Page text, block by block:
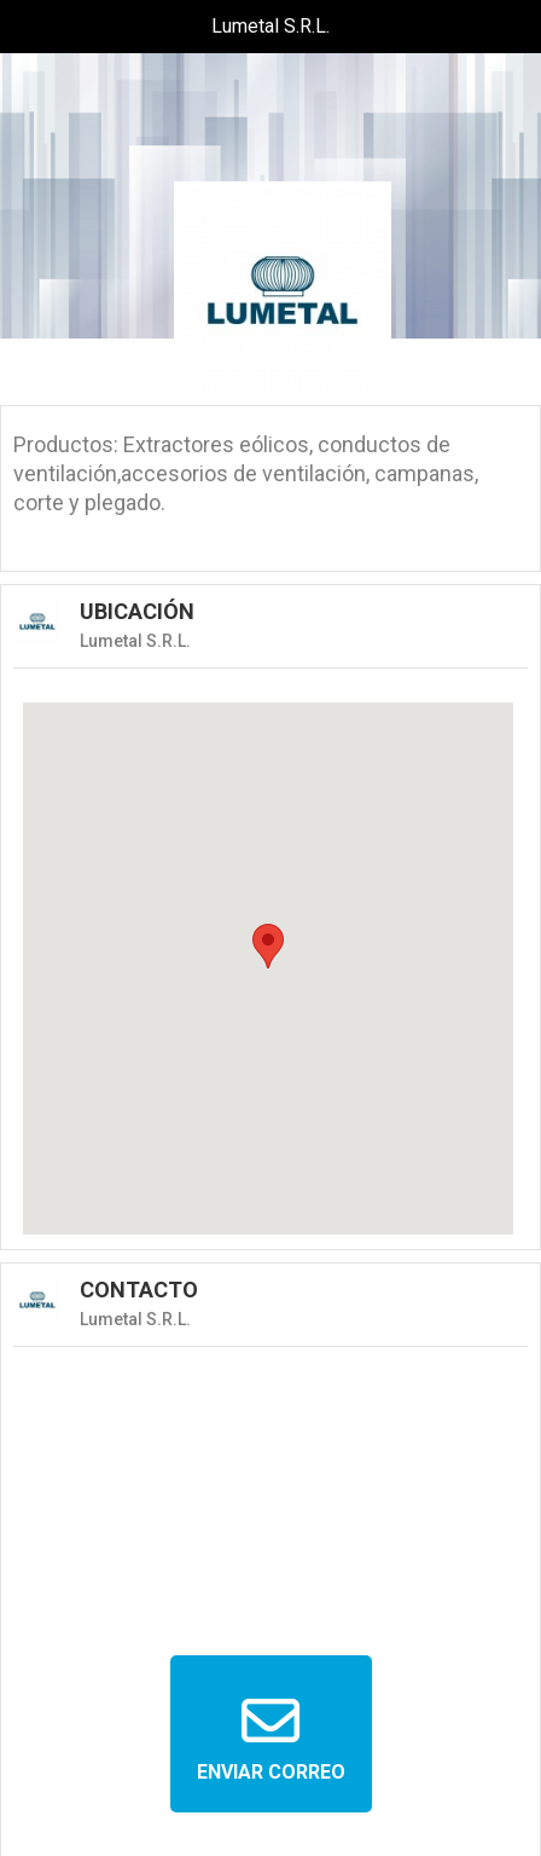
Lumetal S.R.L.
Productos: Extractores eólicos, conductos de
ventilación,accesorios de ventilación, campanas,
corte y plegado.
UBICACIÓN
Lumetal S.R.L.
CONTACTO
Lumetal S.R.L.